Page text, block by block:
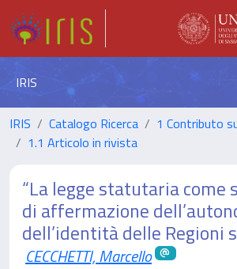
IRIS
IRIS Catalogo Ricerca
1 Contributo
1.1 Articolo in rivista
“La legge statutaria come
di affermazione
dell’identità delle Regioni
CECCHETTI, Marcello